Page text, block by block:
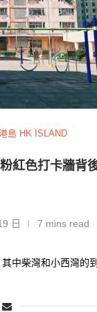
島 HK ISLAND
紅色打卡牆背
日 7 mins read
中柴灣和小西灣的